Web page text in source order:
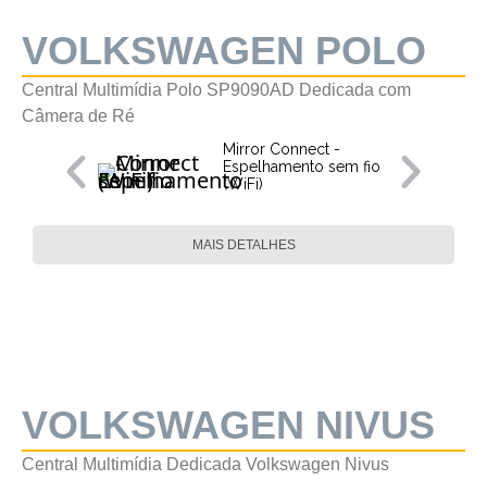
VOLKSWAGEN POLO
Central Multimídia Polo SP9090AD Dedicada com
Câmera de Ré
Mirror Connect -
Espelhamento sem fio
(WiFi)
MAIS DETALHES
VOLKSWAGEN NIVUS
Central Multimídia Dedicada Volkswagen Nivus